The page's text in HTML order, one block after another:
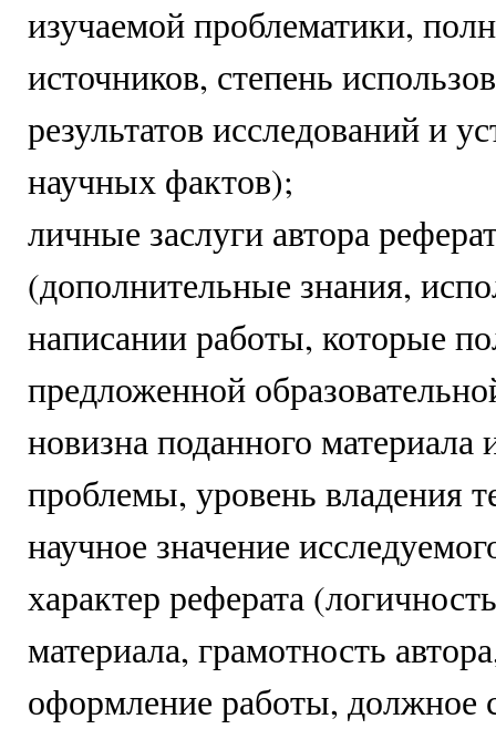
изучаемой проблематики,
источников, степень
результатов исследований и
научных фактов);
личные заслуги автора
(дополнительные знания,
написании работы, которые
предложенной
новизна поданного материала
проблемы, уровень владения
научное значение
характер реферата
материала, грамотность
оформление работы, должное